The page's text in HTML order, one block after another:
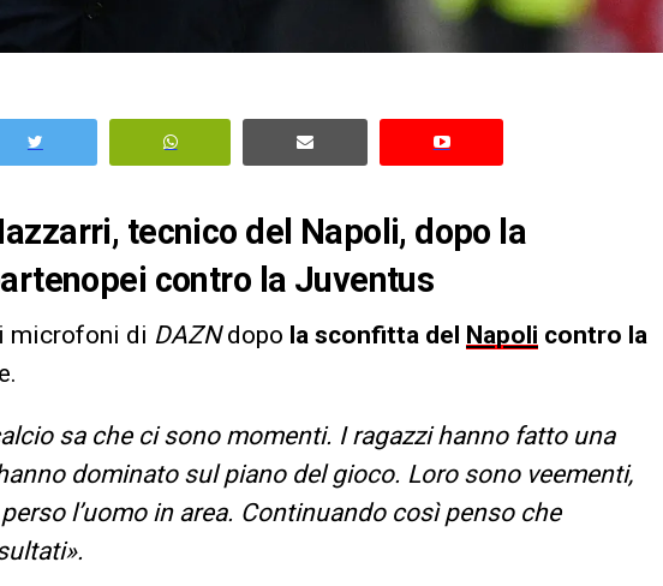
tecnico del Napoli, dopo la
contro la Juventus
microfoni di DAZNdopo la sconfitta del Napoli contro la
sa che ci sono momenti. I ragazzi hanno fatto una
dominato sul piano del gioco. Loro sono veementi,
l’uomo in area. Continuando così penso che